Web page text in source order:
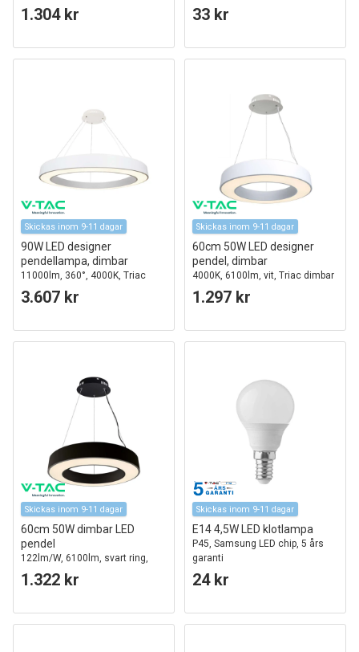
design
1.304 kr 33 kr
Skickas inom 9-11 dagar
90W LED designer
pendellampa, dimbar
11000lm, 360°, 4000K, Triac
fasdimring, SMD LED
3.607 kr
Skickas inom 9-11 dagar
60cm 50W LED designer
pendel, dimbar
4000K, 6100lm, vit, Triac dimbar
1.297 kr
Skickas inom 9-11 dagar
60cm 50W dimbar LED
pendel
122lm/W, 6100lm, svart ring,
4000K, TRIAC dimbar
1.322 kr
Skickas inom 9-11 dagar
E14 4,5W LED klotlampa
P45, Samsung LED chip, 5 års
garanti
24 kr